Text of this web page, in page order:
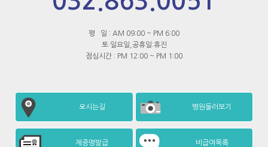
평 일 : AM 09:00 ~ PM 6:00
토·일요일,공휴일:휴진
점심시간 : PM 12:00 ~ PM 1:00
오시는길 병원둘러보기
제증명발급 비급여목록